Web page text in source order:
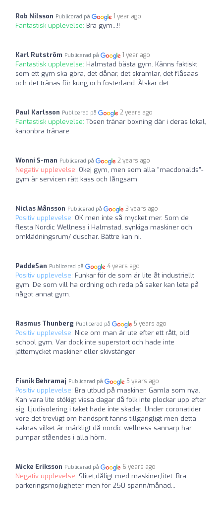
Rob Nilsson Publicerad på 1 year ago
Fantastisk upplevelse: Bra gym...!!
Karl Rutström Publicerad på 1 year ago
Fantastisk upplevelse: Halmstad bästa gym. Känns faktiskt
som ett gym ska göra, det dånar, det skramlar, det flåsaas
och det tränas för kung och fosterland. Älskar det.
Paul Karlsson Publicerad på 2 years ago
Fantastisk upplevelse: Tösen tränar boxning där i deras lokal,
kanonbra tränare
Wonni S-man Publicerad på 2 years ago
Negativ upplevelse: Okej gym, men som alla "macdonalds"-
gym är servicen rätt kass och långsam
Niclas Månsson Publicerad på 3 years ago
Positiv upplevelse: OK men inte så mycket mer. Som de
flesta Nordic Wellness i Halmstad, synkiga maskiner och
omklädningsrum/ duschar. Bättre kan ni.
PaddeSan Publicerad på 4 years ago
Positiv upplevelse: Funkar för de som är lite åt industriellt
gym. De som vill ha ordning och reda på saker kan leta på
något annat gym.
Rasmus Thunberg Publicerad på 5 years ago
Positiv upplevelse: Nice om man är ute efter ett rått, old
school gym. Var dock inte superstort och hade inte
jättemycket maskiner eller skivstänger
Fisnik Behramaj Publicerad på 5 years ago
Positiv upplevelse: Bra utbud på maskiner. Gamla som nya.
Kan vara lite stökigt vissa dagar då folk inte plockar upp efter
sig. Ljudisolering i taket hade inte skadat. Under coronatider
vore det trevligt om handsprit fanns tillgängligt men detta
saknas vilket är märkligt då nordic wellness sannarp har
pumpar ståendes i alla hörn.
Micke Eriksson Publicerad på 6 years ago
Negativ upplevelse: Slitet,dåligt med maskiner,litet. Bra
parkeringsmöjligheter men för 250 spänn/månad,,,